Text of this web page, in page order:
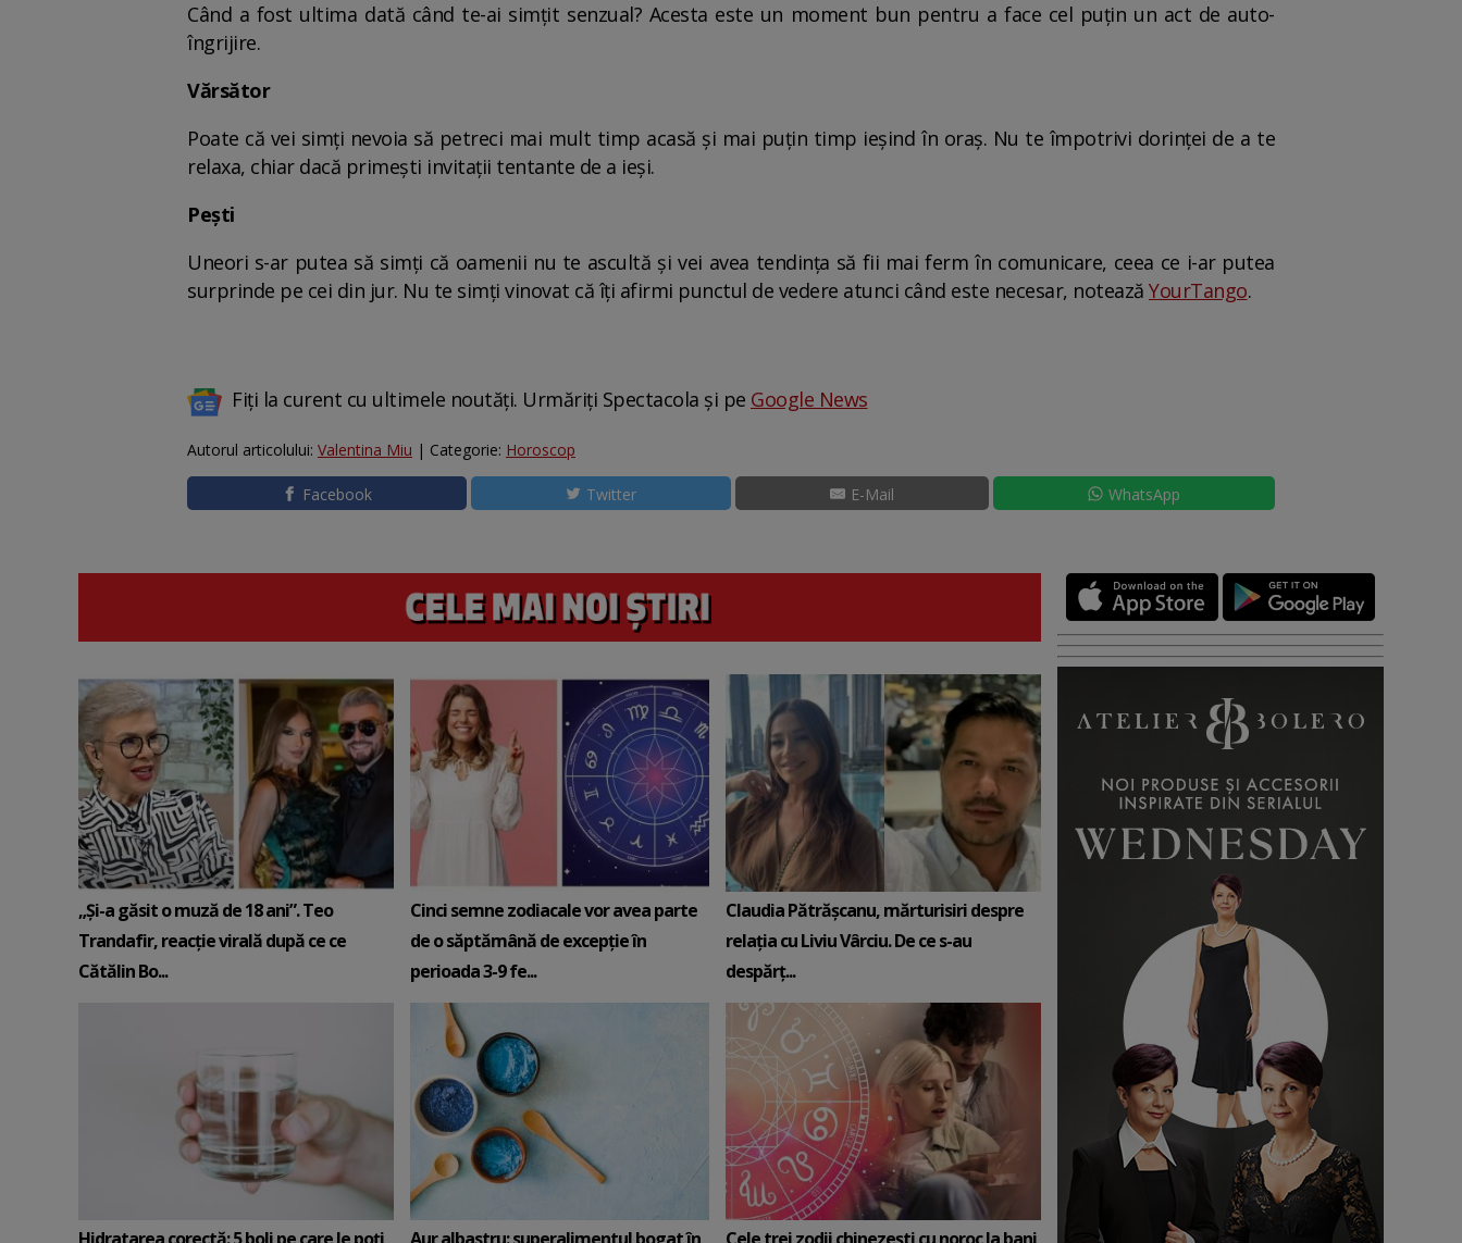
Când a fost ultima dată când te-ai simțit senzual? Acesta este un moment bun pentru a face cel puțin un act de auto-
îngrijire.
Vărsător
Poate că vei simți nevoia să petreci mai mult timp acasă și mai puțin timp ieșind în oraș. Nu te împotrivi dorinței de a te
relaxa, chiar dacă primești invitații tentante de a ieși.
Pești
Uneori s-ar putea să simți că oamenii nu te ascultă și vei avea tendința să fii mai ferm în comunicare, ceea ce i-ar putea
surprinde pe cei din jur. Nu te simți vinovat că îți afirmi punctul de vedere atunci când este necesar, notează YourTango.
Fiți la curent cu ultimele noutăți. Urmăriți Spectacola și pe Google News
Autorul articolului: Valentina Miu | Categorie: Horoscop
Facebook Twitter E-Mail WhatsApp
„Și-a găsit o muză de 18 ani”. Teo
Trandafir, reacție virală după ce ce
Cătălin Bo...
Cinci semne zodiacale vor avea parte
de o săptămână de excepție în
perioada 3-9 fe...
Claudia Pătrășcanu, mărturisiri despre
relația cu Liviu Vârciu. De ce s-au
despărț...